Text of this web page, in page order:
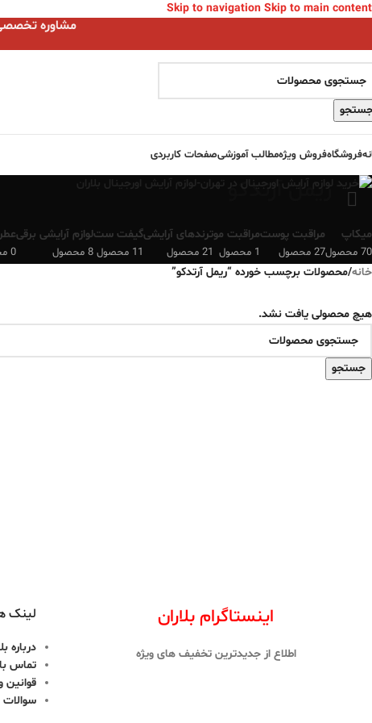
Skip to navigation Skip to main content
مشاوره تخصصی
فروشگاهفروش ویژهمطالب آموزشیصفحات کاربردی
ریمل آرتدکو
میکاپ
70 محصول
مراقبت پوست
27 محصول
مراقبت مو
1 محصول
ترندهای آرایشی
21 محصول
گیفت ست
11 محصول
لوازم آرایشی برقی
8 محصول 0 محصول
خانه/محصولات برچسب خورده “ریمل آرتدکو”
هیچ محصولی یافت نشد.
جستجو
اینستاگرام بلاران
اطلاع از جدیدترین تخفیف های ویژه
لینک
درباره
تماس با
قوانین
سوالات